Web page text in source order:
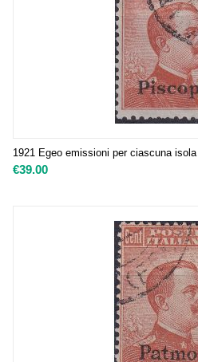
1921 Egeo emissioni per ciascuna
€39.00